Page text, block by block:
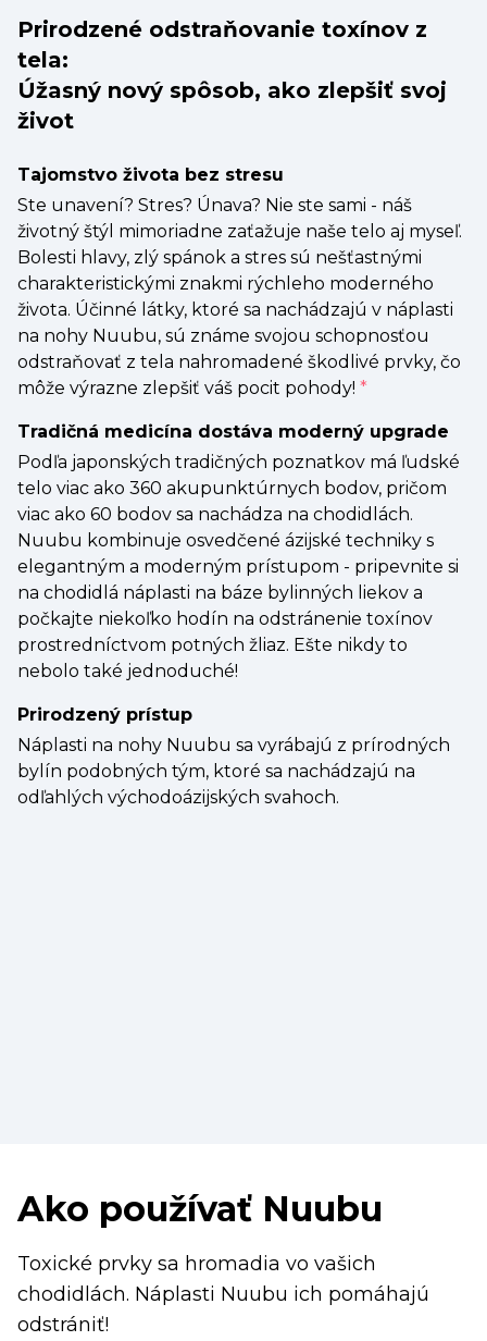
Prirodzené odstraňovanie toxínov z
tela:
Úžasný nový spôsob, ako zlepšiť svoj
život
Tajomstvo života bez stresu
Ste unavení? Stres? Únava? Nie ste sami - náš
životný štýl mimoriadne zaťažuje naše telo aj myseľ.
Bolesti hlavy, zlý spánok a stres sú nešťastnými
charakteristickými znakmi rýchleho moderného
života. Účinné látky, ktoré sa nachádzajú v náplasti
na nohy Nuubu, sú známe svojou schopnosťou
odstraňovať z tela nahromadené škodlivé prvky, čo
môže výrazne zlepšiť váš pocit pohody! *
Tradičná medicína dostáva moderný upgrade
Podľa japonských tradičných poznatkov má ľudské
telo viac ako 360 akupunktúrnych bodov, pričom
viac ako 60 bodov sa nachádza na chodidlách.
Nuubu kombinuje osvedčené ázijské techniky s
elegantným a moderným prístupom - pripevnite si
na chodidlá náplasti na báze bylinných liekov a
počkajte niekoľko hodín na odstránenie toxínov
prostredníctvom potných žliaz. Ešte nikdy to
nebolo také jednoduché!
Prirodzený prístup
Náplasti na nohy Nuubu sa vyrábajú z prírodných
bylín podobných tým, ktoré sa nachádzajú na
odľahlých východoázijských svahoch.
Ako používať Nuubu
Toxické prvky sa hromadia vo vašich
chodidlách. Náplasti Nuubu ich pomáhajú
odstrániť!